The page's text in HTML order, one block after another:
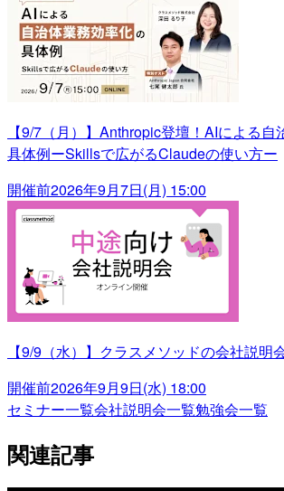
【9/7（月）】Anthropic登壇！AIによる
具体例ーSkillsで広がるClaudeの使い方ー
開催前2026年9月7日(月) 15:00
【9/9（水）】クラスメソッドの会社説明
開催前2026年9月9日(水) 18:00
セミナー一覧会社説明会一覧勉強会一覧
関連記事